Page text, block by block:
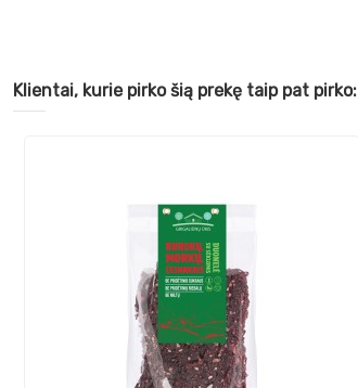
Klientai, kurie pirko šią prekę taip pat pirko: